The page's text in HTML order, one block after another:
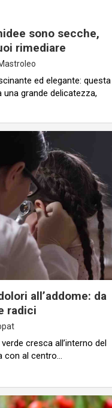
sono secche,
rimediare
ed elegante: questa
grande delicatezza,
all’addome: da
radici
cresca all’interno del
con al centro…